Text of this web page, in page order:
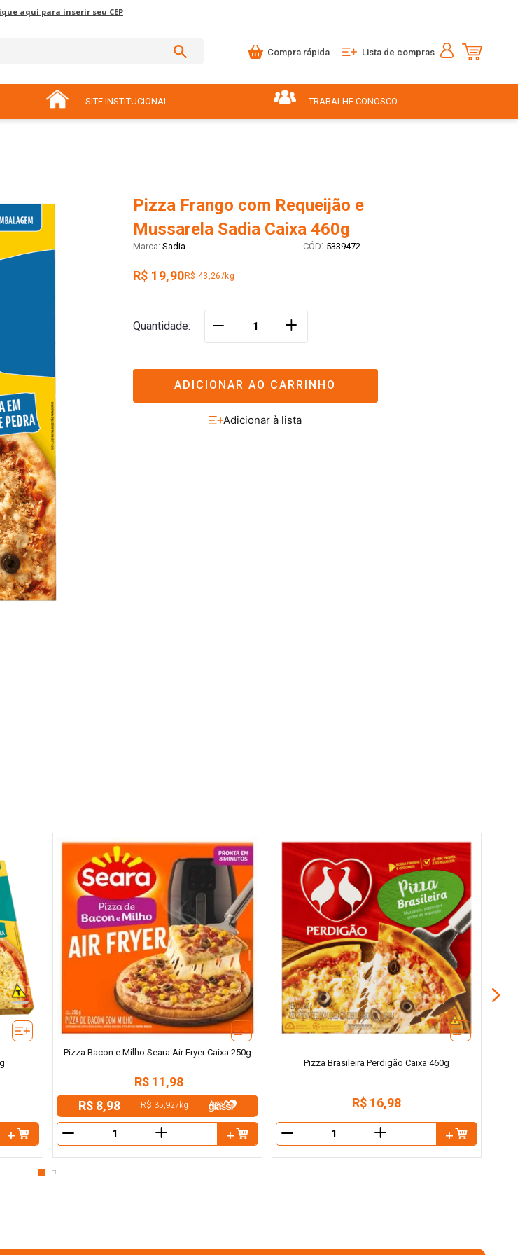
aqui para inserir seu CEP
Compra rápida Lista de compras
SITE INSTITUCIONAL TRABALHE CONOSCO
Pizza Frango com Requeijão e
Mussarela Sadia Caixa 460g
Sadia : 5339472
R$ 19,90R$ 43,26/kg
Quantidade ＋
ADICIONAR AO CARRINHO
Pizza Bacon e Milho Seara Air Fryer Caixa 250g
R$ 11,98
R$ 8,98
R$ 35,92/kg
＋
Pizza Brasileira Perdigão Caixa 460g
R$ 16,98
＋